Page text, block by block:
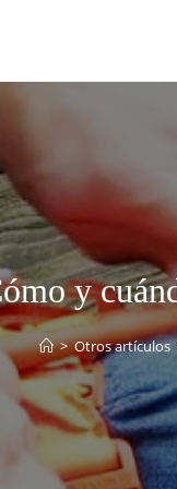
y
> Otros artículos